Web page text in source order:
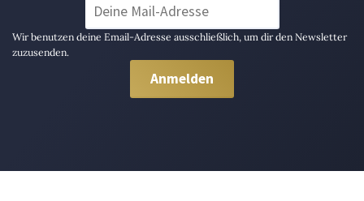
Wir benutzen deine Email-Adresse ausschließlich, um dir den Newsletter
zuzusenden.